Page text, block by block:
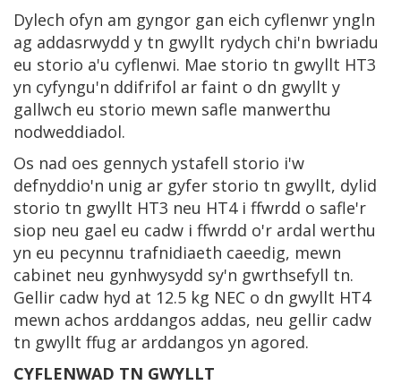
Dylech ofyn am gyngor gan eich cyflenwr yngln
ag addasrwydd y tn gwyllt rydych chi'n bwriadu
eu storio a'u cyflenwi. Mae storio tn gwyllt HT3
yn cyfyngu'n ddifrifol ar faint o dn gwyllt y
gallwch eu storio mewn safle manwerthu
nodweddiadol.
Os nad oes gennych ystafell storio i'w
defnyddio'n unig ar gyfer storio tn gwyllt, dylid
storio tn gwyllt HT3 neu HT4 i ffwrdd o safle'r
siop neu gael eu cadw i ffwrdd o'r ardal werthu
yn eu pecynnu trafnidiaeth caeedig, mewn
cabinet neu gynhwysydd sy'n gwrthsefyll tn.
Gellir cadw hyd at 12.5 kg NEC o dn gwyllt HT4
mewn achos arddangos addas, neu gellir cadw
tn gwyllt ffug ar arddangos yn agored.
CYFLENWAD TN GWYLLT